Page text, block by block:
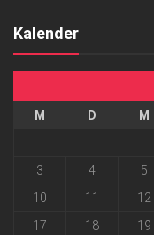
Kalender
M D M
3
4 5
10
11 12
17
18 19